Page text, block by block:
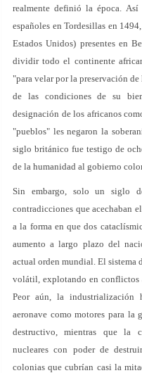
realmente definió la época.
españoles en Tordesillas en
Estados Unidos) presentes en
dividir todo el continente
"para velar por la preservación
de las condiciones de su
designación de los africanos
"pueblos" les negaron la
siglo británico fue testigo de
de la humanidad al gobierno
Sin embargo, solo un siglo
contradicciones que acechaban
a la forma en que dos
aumento a largo plazo del
actual orden mundial. El sistema
volátil, explotando en conflictos
Peor aún, la industrialización
aeronave como motores para la
destructivo, mientras que la
nucleares con poder de
colonias que cubrían casi la